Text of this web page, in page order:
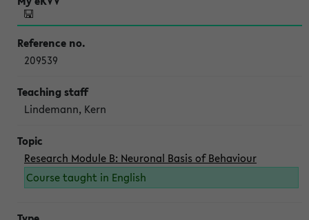
209539
Lindemann, Kern
Research Module B: Neuronal Basis of Behaviour
Course taught in English